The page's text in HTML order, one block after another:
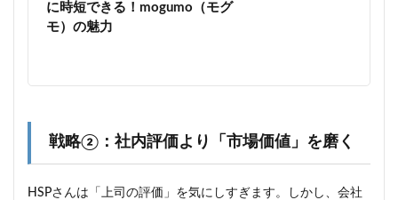
に時短できる！mogumo（モグ
モ）の魅力
戦略②：社内評価より「市場価値」を磨く
HSPさんは「上司の評価」を気にしすぎます。しかし、会社